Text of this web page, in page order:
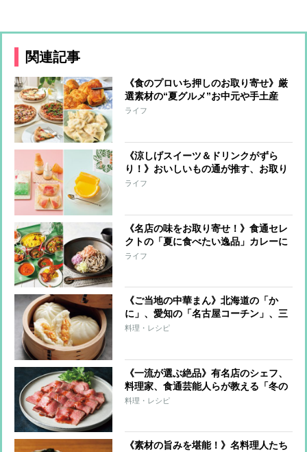
関連記事
《食のプロいち押しのお取り寄せ》厳
選素材の“夏グルメ”お中元や手土産
に！
ライフ
《涼しげスイーツ＆ドリンクがずら
り！》おいしいもの通が推す、お取り
寄せ可能な逸品
ライフ
《名店の味をお取り寄せ！》食通セレ
クトの「夏に食べたい逸品」カレーに
鰻など6品を厳選
ライフ
《ご当地の中華まん》北海道の「か
に」、愛知の「名古屋コーチン」、三
重の「松阪牛」など王道から変わり種
料理・レシピ
《一流が選ぶ絶品》有名店のシェフ、
料理家、食通芸能人らが教える「冬の
お取り寄せ」
料理・レシピ
《素材の旨みを堪能！》名料理人たち